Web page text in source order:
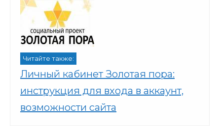
Читайте также:
Личный кабинет Золотая пора:
инструкция для входа в аккаунт,
возможности сайта